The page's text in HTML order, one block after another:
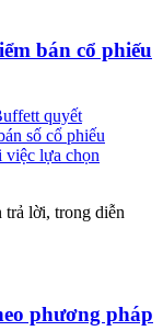
bán cổ phiếu
quyết
số cổ phiếu
việc lựa chọn
trả lời, trong diễn
phương pháp